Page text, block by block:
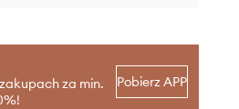
za min.
Pobierz APP